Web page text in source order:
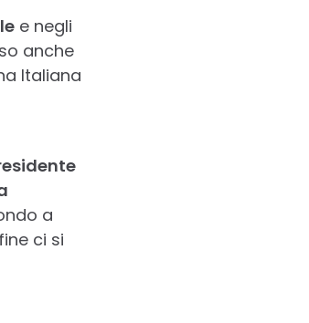
e negli
anche
Italiana
a
ci si